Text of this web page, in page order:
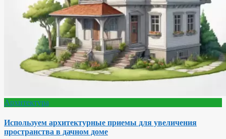
Архитектура
Используем архитектурные приемы для увеличения
пространства в дачном доме